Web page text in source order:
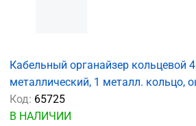
Кабельный органайзер кольцевой
металлический, 1 металл. кольцо,
Код: 65725
В НАЛИЧИИ